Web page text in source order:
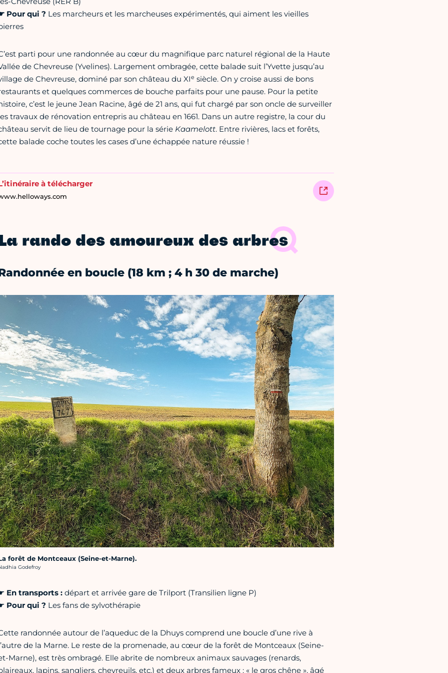
Pour qui ? Les marcheurs et les marcheuses expérimentés, qui aiment les vieilles
parti pour une randonnée au cœur du magnifique parc naturel régional de la Haute
de Chevreuse (Yvelines). Largement ombragée, cette balade suit l’Yvette jusqu’au
de Chevreuse, dominé par son château du XIe siècle. On y croise aussi de bons
et quelques commerces de bouche parfaits pour une pause. Pour la petite
c’est le jeune Jean Racine, âgé de 21 ans, qui fut chargé par son oncle de surveiller
travaux de rénovation entrepris au château en 1661. Dans un autre registre, la cour du
servit de lieu de tournage pour la série Kaamelott. Entre rivières, lacs et forêts,
balade coche toutes les cases d’une échappée nature réussie !
à télécharger
rando des amoureux des arbres
en boucle (18 km ; 4 h 30 de marche)
forêt de Montceaux (Seine-et-Marne).
photo :
Godefroy
En transports:départ et arrivée gare de Trilport (Transilien ligne P)
Pour qui ? Les fans de sylvothérapie
randonnée autour de l’aqueduc de la Dhuys comprend une boucle d’une rive à
de la Marne. Le reste de la promenade, au cœur de la forêt de Montceaux (Seine-
Marne), est très ombragé. Elle abrite de nombreux animaux sauvages (renards,
lapins, sangliers, chevreuils, etc.) et deux arbres fameux : « le gros chêne », âgé